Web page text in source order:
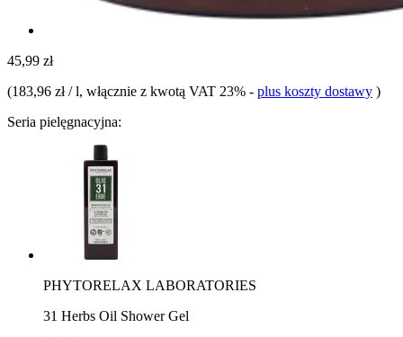
45,99 zł
(183,96 zł / l, włącznie z kwotą VAT 23% - plus koszty dostawy )
Seria pielęgnacyjna:
PHYTORELAX LABORATORIES
31 Herbs Oil Shower Gel